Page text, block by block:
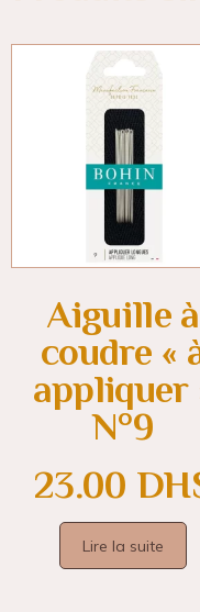
Aiguille à
coudre «
appliquer
N°9
23.00
Lire la suite